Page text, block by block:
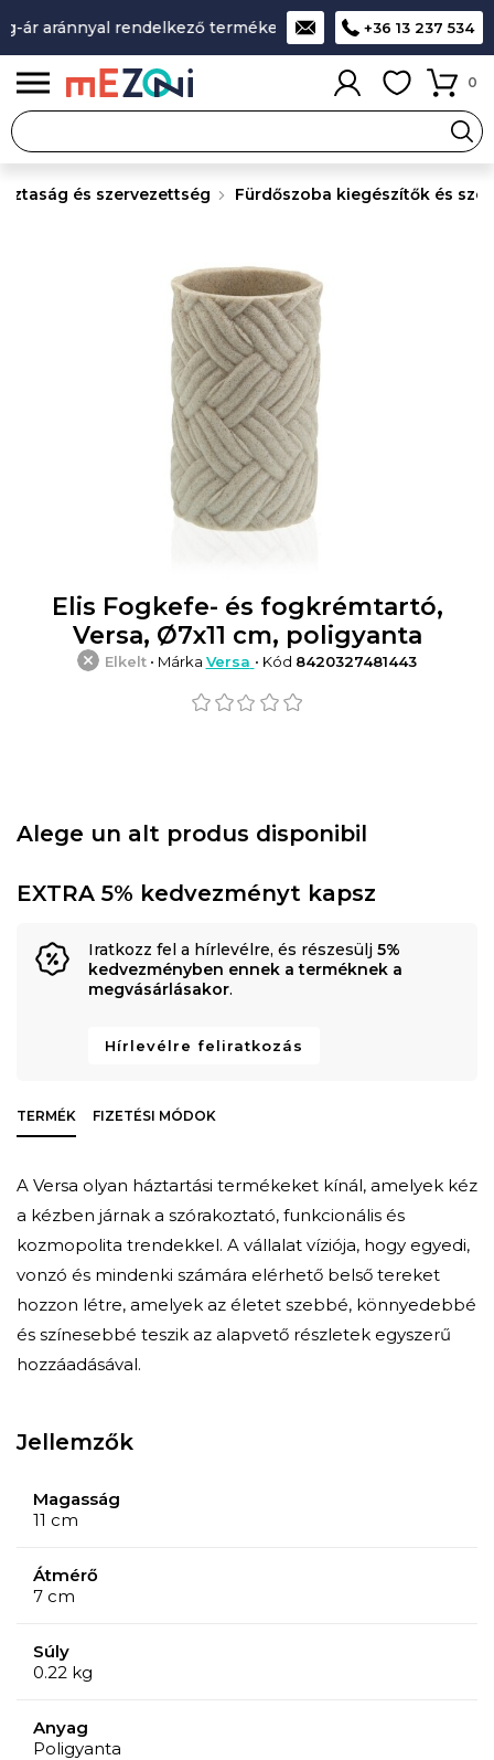
aránnyal rendelkező termékek A legjobb design-
+36 13 237 534
0
és szervezettség Fürdőszoba kiegészítők és
Elis Fogkefe- és fogkrémtartó,
Versa, Ø7x11 cm, poligyanta
Elkelt• Márka Versa • Kód 8420327481443
Alege un alt produs disponibil
EXTRA 5% kedvezményt kapsz
Iratkozz fel a hírlevélre, és részesülj 5%
kedvezményben ennek a terméknek a
megvásárlásakor.
Hírlevélre feliratkozás
TERMÉK FIZETÉSI MÓDOK
A Versa olyan háztartási termékeket kínál, amelyek kéz
a kézben járnak a szórakoztató, funkcionális és
kozmopolita trendekkel. A vállalat víziója, hogy egyedi,
vonzó és mindenki számára elérhető belső tereket
hozzon létre, amelyek az életet szebbé, könnyedebbé
és színesebbé teszik az alapvető részletek egyszerű
hozzáadásával.
Jellemzők
Magasság
11 cm
Átmérő
7 cm
Súly
0.22 kg
Anyag
Poligyanta